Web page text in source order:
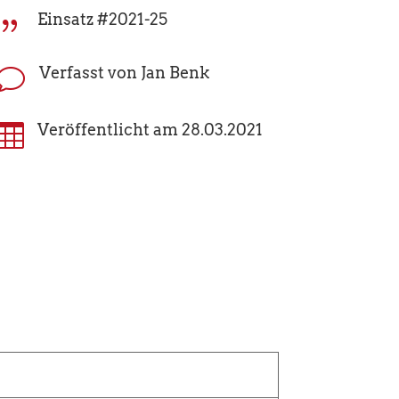
Einsatz #2021-25
Verfasst von Jan Benk
Veröffentlicht am 28.03.2021